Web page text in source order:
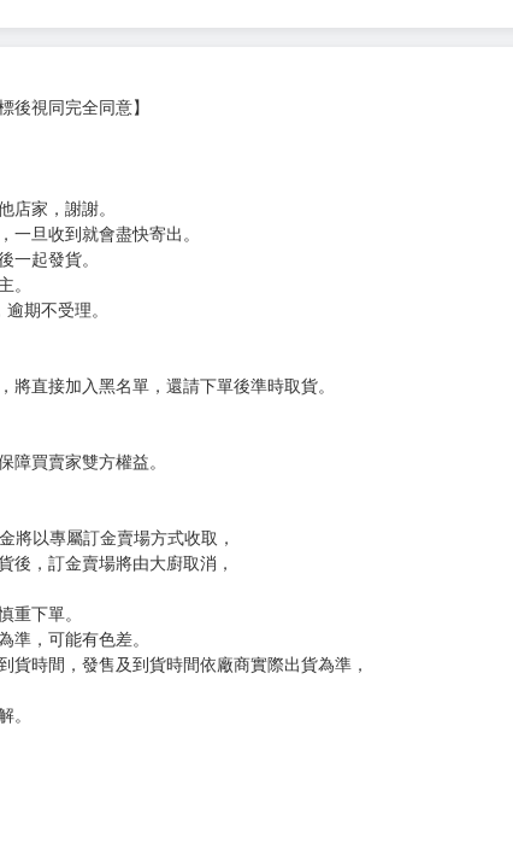
後視同完全同意】
店家，謝謝。
一起發貨。
。
逾期不受理。
直接加入黑名單，還請下單後準時取貨。
買賣家雙方權益。